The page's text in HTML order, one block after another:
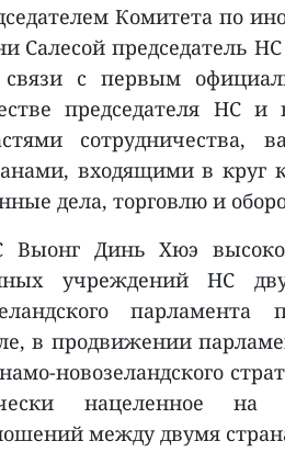
Комитета по
Салесой председатель
связи с первым
председателя НС и
входящими в круг
дела, торговлю и
Выонг Динь Хюэ высоко
учреждений НС
в продвижении
новозеландского
нацеленное на
между двумя